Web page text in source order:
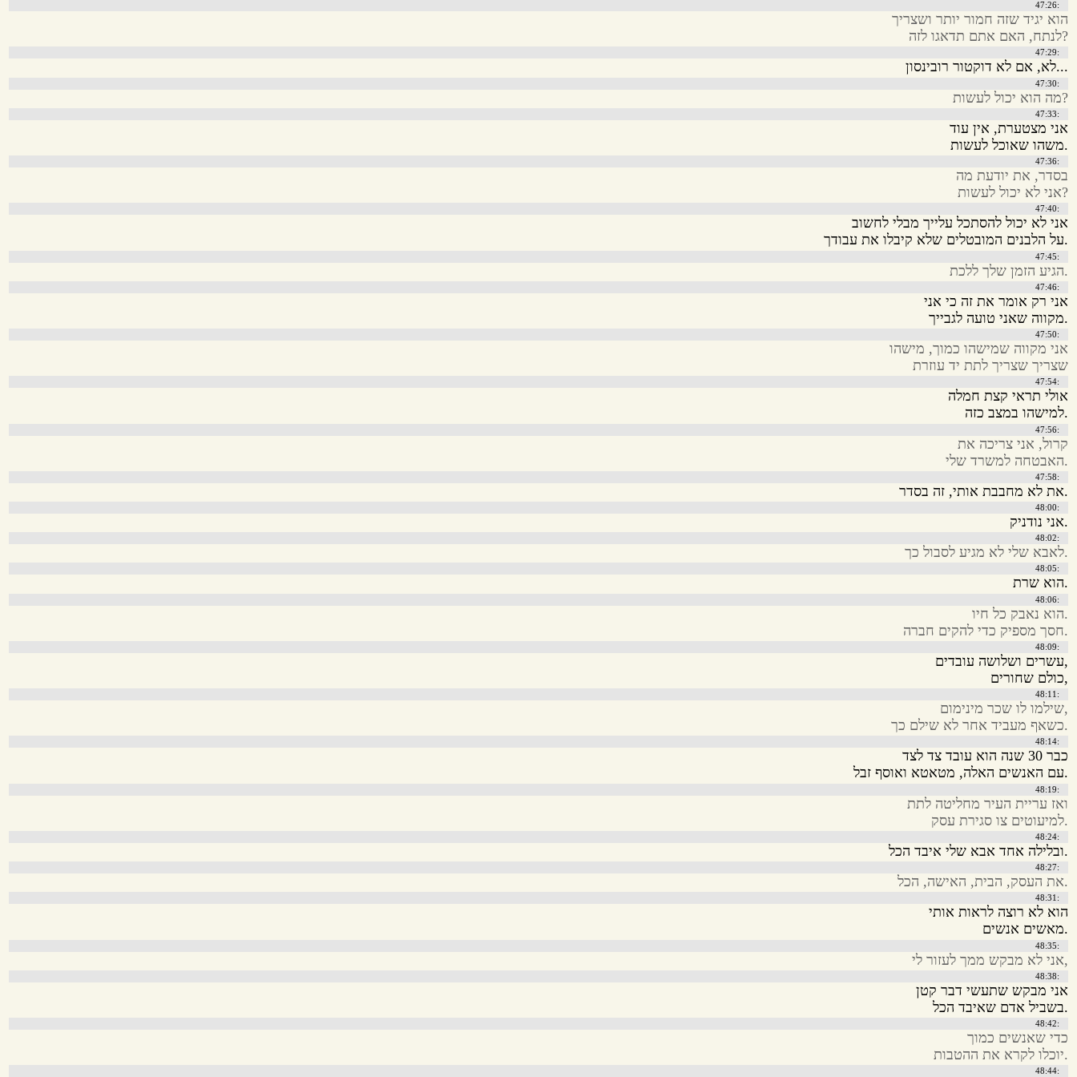
:47:26
הוא יגיד שזה חמור יותר ושצריך
?לנתח, האם אתם תדאגו לזה
:47:29
...לא, אם לא דוקטור רובינסון
:47:30
?מה הוא יכול לעשות
:47:33
אני מצטערת, אין עוד
.משהו שאוכל לעשות
:47:36
בסדר, את יודעת מה
?אני לא יכול לעשות
:47:40
אני לא יכול להסתכל עלייך מבלי לחשוב
.על הלבנים המובטלים שלא קיבלו את עבודך
:47:45
.הגיע הזמן שלך ללכת
:47:46
אני רק אומר את זה כי אני
.מקווה שאני טועה לגבייך
:47:50
אני מקווה שמישהו כמוך, מישהו
שצריך שצריך לתת יד עוזרת
:47:54
אולי תראי קצת חמלה
.למישהו במצב כזה
:47:56
קרול, אני צריכה את
.האבטחה למשרד שלי
:47:58
.את לא מחבבת אותי, זה בסדר
:48:00
.אני נודניק
:48:02
.לאבא שלי לא מגיע לסבול כך
:48:05
.הוא שרת
:48:06
.הוא נאבק כל חיו
.חסך מספיק כדי להקים חברה
:48:09
,עשרים ושלושה עובדים
,כולם שחורים
:48:11
,שילמו לו שכר מינימום
.כשאף מעביד אחר לא שילם כך
:48:14
כבר 30 שנה הוא עובד צד לצד
.עם האנשים האלה, מטאטא ואוסף זבל
:48:19
ואז עריית העיר מחליטה לתת
.למיעוטים צו סגירת עסק
:48:24
.ובלילה אחד אבא שלי איבד הכל
:48:27
.את העסק, הבית, האישה, הכל
:48:31
הוא לא רוצה לראות אותי
.מאשים אנשים
:48:35
,אני לא מבקש ממך לעזור לי
:48:38
אני מבקש שתעשי דבר קטן
.בשביל אדם שאיבד הכל
:48:42
כדי שאנשים כמוך
.יוכלו לקרא את ההטבות
:48:44